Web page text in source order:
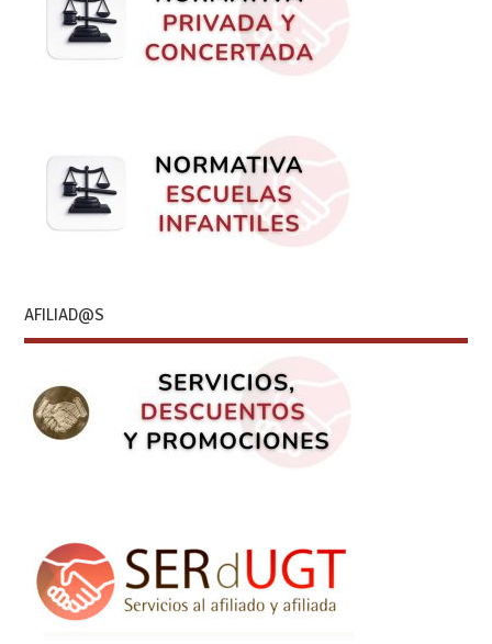
AFILIAD@S